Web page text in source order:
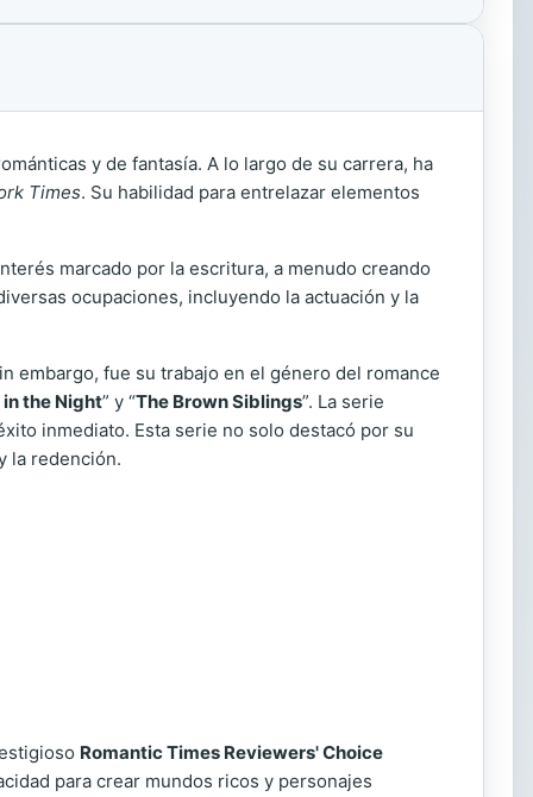
y de fantasía. A lo largo de su carrera, ha
Times. Su habilidad para entrelazar elementos
marcado por la escritura, a menudo creando
ocupaciones, incluyendo la actuación y la
embargo, fue su trabajo en el género del romance
the Night” y “The Brown Siblings”. La serie
inmediato. Esta serie no solo destacó por su
la redención.
Romantic Times Reviewers' Choice
para crear mundos ricos y personajes